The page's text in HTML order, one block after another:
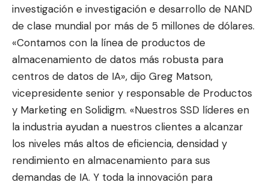
investigación e investigación e desarrollo de NAND
de clase mundial por más de 5 millones de dólares.
«Contamos con la línea de productos de
almacenamiento de datos más robusta para
centros de datos de IA», dijo Greg Matson,
vicepresidente senior y responsable de Productos
y Marketing en Solidigm. «Nuestros SSD líderes en
la industria ayudan a nuestros clientes a alcanzar
los niveles más altos de eficiencia, densidad y
rendimiento en almacenamiento para sus
demandas de IA. Y toda la innovación para